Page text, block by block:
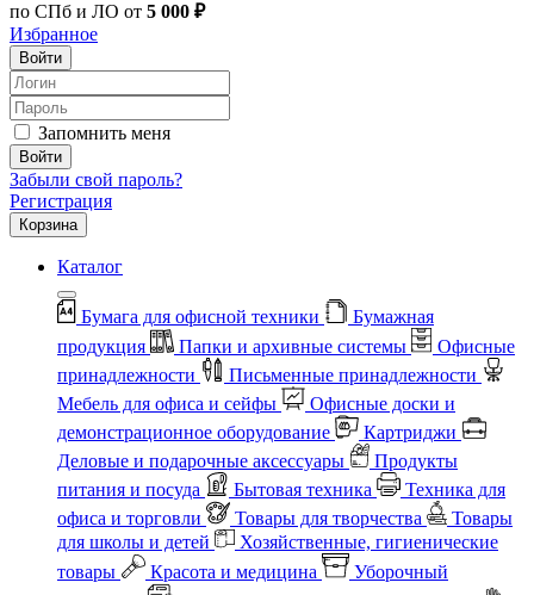
по СПб и ЛО от 5 000 ₽
Избранное
Войти
Запомнить меня
Войти
Забыли свой пароль?
Регистрация
Корзина
Каталог
Бумага для офисной техники
Бумажная
продукция
Папки и архивные системы
Офисные
принадлежности
Письменные принадлежности
Мебель для офиса и сейфы
Офисные доски и
демонстрационное оборудование
Картриджи
Деловые и подарочные аксессуары
Продукты
питания и посуда
Бытовая техника
Техника для
офиса и торговли
Товары для творчества
Товары
для школы и детей
Хозяйственные, гигиенические
товары
Красота и медицина
Уборочный